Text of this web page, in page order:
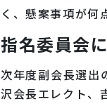
く、懸案事項が何
指名委員会
次年度副会長選出
沢会長エレクト、